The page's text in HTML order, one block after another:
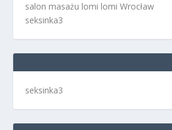
salon masażu lomi lomi Wrocław
seksinka3
seksinka3